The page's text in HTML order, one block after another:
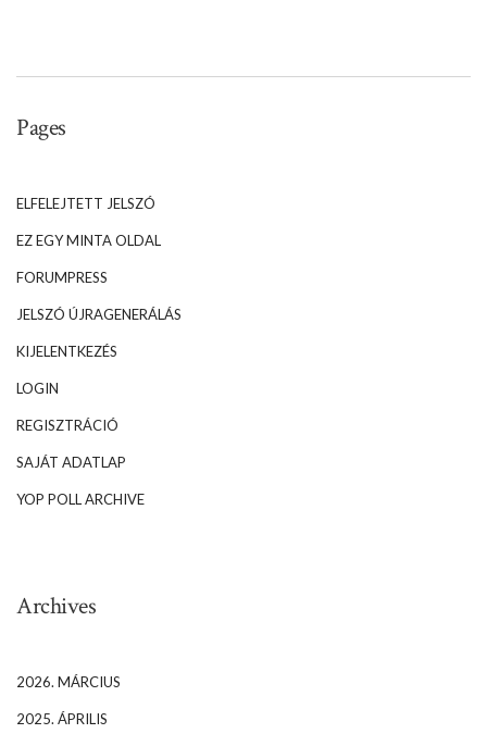
Pages
ELFELEJTETT JELSZÓ
EZ EGY MINTA OLDAL
FORUMPRESS
JELSZÓ ÚJRAGENERÁLÁS
KIJELENTKEZÉS
LOGIN
REGISZTRÁCIÓ
SAJÁT ADATLAP
YOP POLL ARCHIVE
Archives
2026. MÁRCIUS
2025. ÁPRILIS